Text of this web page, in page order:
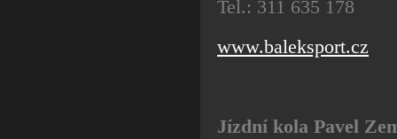
Tel.: 311 635 178
www.baleksport.cz
Jízdní kola Pavel